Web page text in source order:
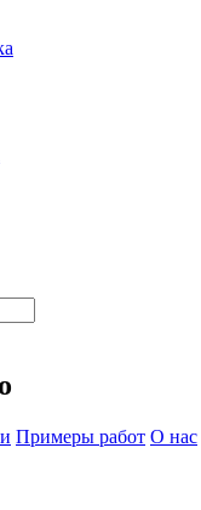
Примеры работ О нас